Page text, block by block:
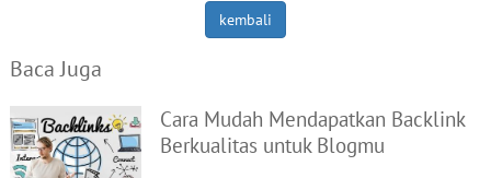
kembali
Baca Juga
Cara Mudah Mendapatkan Backlink
Berkualitas untuk Blogmu